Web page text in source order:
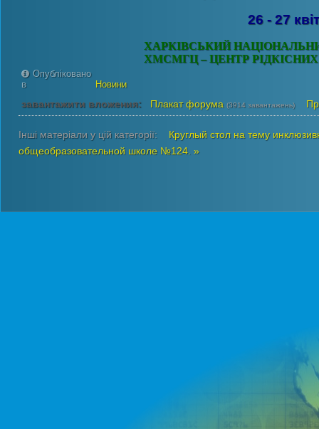
26 - 27
ХАРКІВСЬКИЙ
ХМСМГЦ – ЦЕНТР
Опубліковано
в
Новини
завантажити вложения: Плакат форума (3914 завантажень)
Інші матеріали у цій категорії:
Круглый стол на тему
общеобразовательной школе №124. »